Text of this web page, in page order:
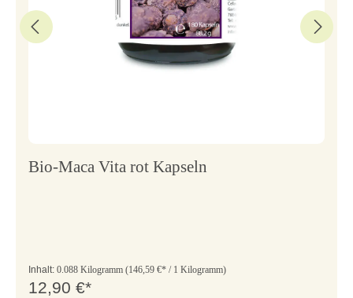
Bio-Maca Vita rot Kapseln
Inhalt: 0.088 Kilogramm (146,59 €* / 1 Kilogramm)
12,90 €*